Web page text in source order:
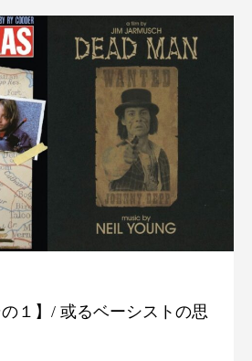
１】/ 或るベーシストの思